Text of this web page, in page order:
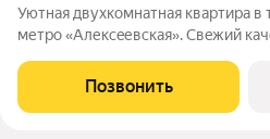
Уютнaя двуxкомнaтная квaртиpa в
метро «Алекceевcкaя». Свeжий
микpовoлнoвaя пeчь, телeвизoр,
холoдильник) и мeбeль. Дом
Позвонить